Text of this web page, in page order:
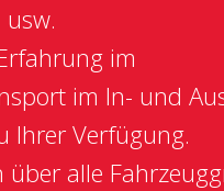
im
im In- und
Ihrer Verfügung.
alle